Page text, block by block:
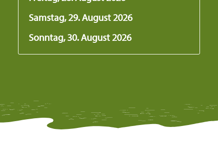
Samstag, 29. August 2026
Sonntag, 30. August 2026